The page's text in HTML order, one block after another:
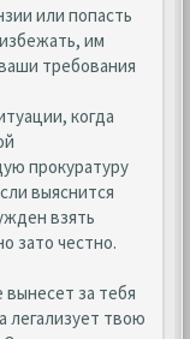
или попасть
им
требования
когда
прокуратуру
выяснится
взять
зато честно.
вынесет за тебя
легализует твою